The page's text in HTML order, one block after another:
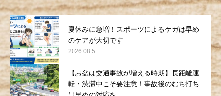
夏休みに急増！スポーツによるケガは早め
のケアが大切です
2026.08.5
【お盆は交通事故が増える時期】長距離運
転・渋滞中こそ要注意！事故後のむち打ち
は早めの対応を